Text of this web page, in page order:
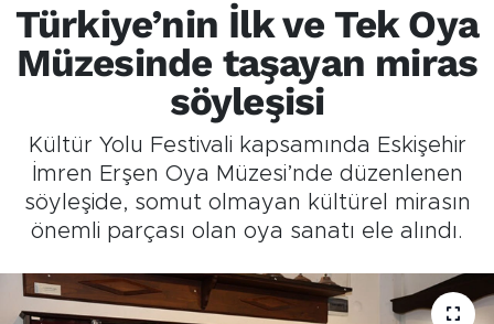
Türkiye’nin İlk ve Tek Oya
Müzesinde taşayan miras
söyleşisi
Kültür Yolu Festivali kapsamında Eskişehir
İmren Erşen Oya Müzesi’nde düzenlenen
söyleşide, somut olmayan kültürel mirasın
önemli parçası olan oya sanatı ele alındı.